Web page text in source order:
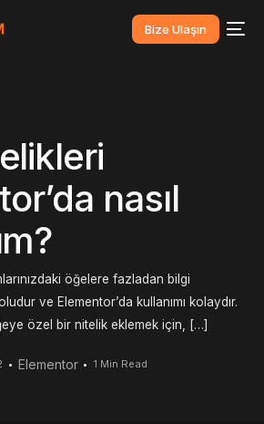
Bize Ulaşın
nasıl
öğelere fazladan bilgi
ve Elementor’da kullanımı kolaydır.
özel bir nitelik eklemek için, […]
Elementor 1 Min Read